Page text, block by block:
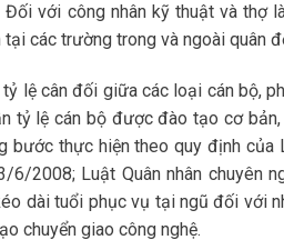
với công nhân kỹ thuật và thợ
các trường trong và ngoài quân
lệ cân đối giữa các loại cán bộ,
tỷ lệ cán bộ được đào tạo cơ
bước thực hiện theo quy định
6/2008; Luật Quân nhân chuyên
dài tuổi phục vụ tại ngũ đối với
chuyển giao công nghệ.